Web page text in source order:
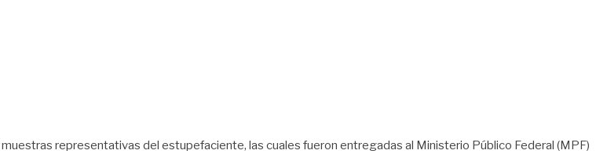
representativas del estupefaciente, las cuales fueron entregadas al Ministerio Público Federal (MPF)